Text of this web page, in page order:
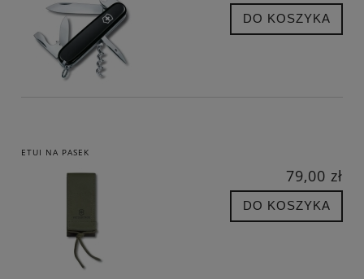
DO KOSZYKA
ETUI NA PASEK
79,00 zł
DO KOSZYKA